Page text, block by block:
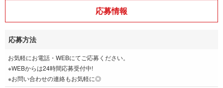
応募情報
応募方法
お気軽にお電話・WEBにてご応募ください。
※WEBからは24時間応募受付中!
※お問い合わせの連絡もお気軽に◎